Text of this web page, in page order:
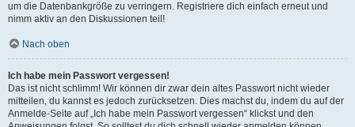
um die Datenbankgröße zu verringern. Registriere dich einfach erneut und
nimm aktiv an den Diskussionen teil!
Nach oben
Ich habe mein Passwort vergessen!
Das ist nicht schlimm! Wir können dir zwar dein altes Passwort nicht wieder
mitteilen, du kannst es jedoch zurücksetzen. Dies machst du, indem du auf der
Anmelde-Seite auf „Ich habe mein Passwort vergessen“ klickst und den